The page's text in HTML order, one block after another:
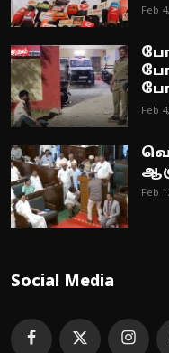
Feb
Feb
Feb
Social Media